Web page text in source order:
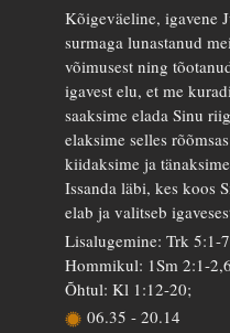
Kõigeväeline, igavene
surmaga lunastanud
võimusest ning
igavest elu, et me
saaksime elada Sinu
elaksime selles
kiidaksime ja
Issanda läbi, kes koos
elab ja valitseb
Lisalugemine: Trk 5:1-
Hommikul: 1Sm 2:1-
Õhtul: Kl 1:12-20;
06.35 - 20.14